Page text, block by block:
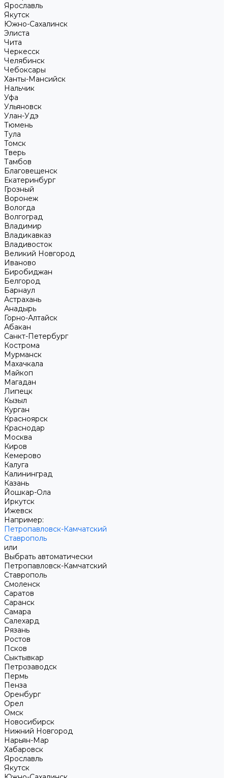
Ярославль
Якутск
Южно-Сахалинск
Элиста
Чита
Черкесск
Челябинск
Чебоксары
Ханты-Мансийск
Нальчик
Уфа
Ульяновск
Улан-Удэ
Тюмень
Тула
Томск
Тверь
Тамбов
Благовещенск
Екатеринбург
Грозный
Воронеж
Вологда
Волгоград
Владимир
Владикавказ
Владивосток
Великий Новгород
Иваново
Биробиджан
Белгород
Барнаул
Астрахань
Анадырь
Горно-Алтайск
Абакан
Санкт-Петербург
Кострома
Мурманск
Махачкала
Майкоп
Магадан
Липецк
Кызыл
Курган
Красноярск
Краснодар
Москва
Киров
Кемерово
Калуга
Калининград
Казань
Йошкар-Ола
Иркутск
Ижевск
Например:
Петропавловск-Камчатский
Ставрополь
или
Выбрать автоматически
Петропавловск-Камчатский
Ставрополь
Смоленск
Саратов
Саранск
Самара
Салехард
Рязань
Ростов
Псков
Сыктывкар
Петрозаводск
Пермь
Пенза
Оренбург
Орел
Омск
Новосибирск
Нижний Новгород
Нарьян-Мар
Хабаровск
Ярославль
Якутск